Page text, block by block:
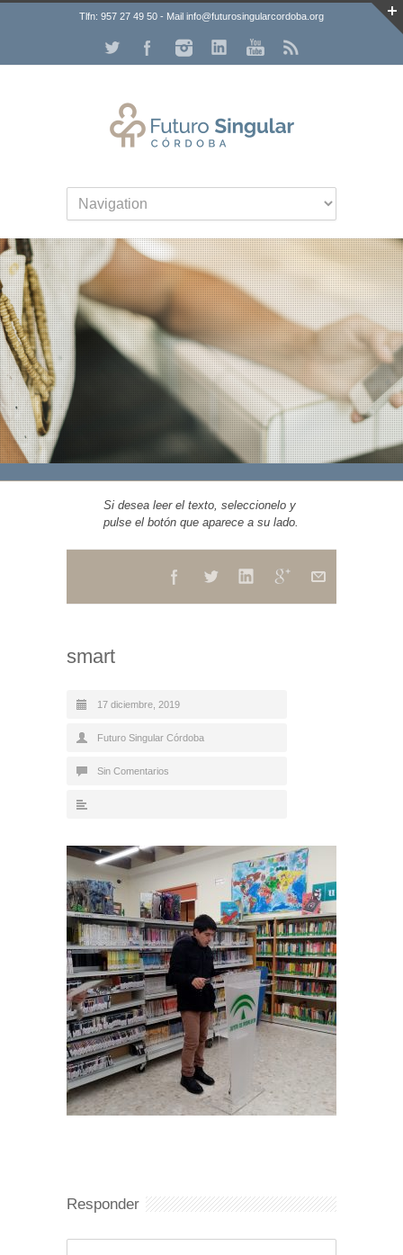
Tlfn: 957 27 49 50 - Mail info@futurosingularcordoba.org
Si desea leer el texto, seleccionelo y
pulse el botón que aparece a su lado.
smart
17 diciembre, 2019
Futuro Singular Córdoba
Sin Comentarios
Responder